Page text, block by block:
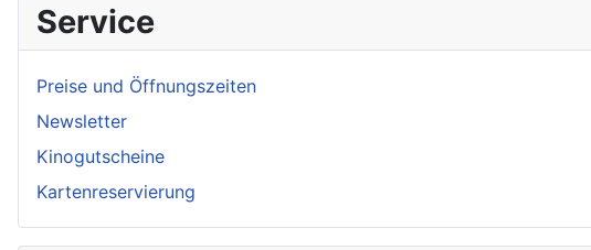
Service
Preise und Öffnungszeiten
Newsletter
Kinogutscheine
Kartenreservierung